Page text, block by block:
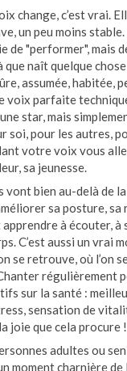
change, c’est vrai.
un peu moins stable.
de "performer", mais
que naît quelque
assumée, habitée,
voix parfaite
star, mais
soi, pour les autres,
votre voix vous
sa jeunesse.
vont bien au-delà de
sa posture,
apprendre à écouter, à
C’est aussi un vrai
se retrouve, où l’on
régulièrement
sur la santé :
sensation de
joie que cela procure !
adultes ou
moment charnière de